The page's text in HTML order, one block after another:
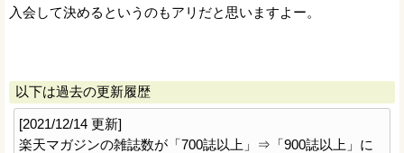
入会して決めるというのもアリだと思いますよー。
以下は過去の更新履歴
[2021/12/14 更新]
楽天マガジンの雑誌数が「700誌以上」⇒「900誌以上」に